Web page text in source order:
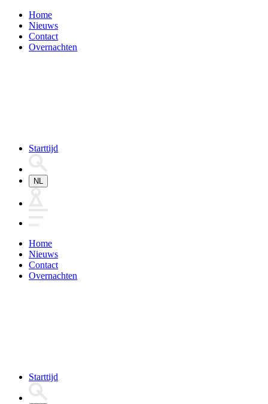
Home
Nieuws
Contact
Overnachten
Starttijd
NL
Home
Nieuws
Contact
Overnachten
Starttijd